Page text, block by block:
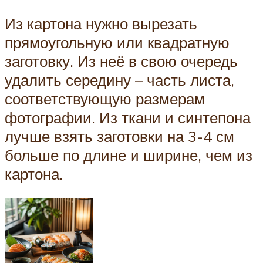
Из картона нужно вырезать
прямоугольную или квадратную
заготовку. Из неё в свою очередь
удалить середину – часть листа,
соответствующую размерам
фотографии. Из ткани и синтепона
лучше взять заготовки на 3-4 см
больше по длине и ширине, чем из
картона.